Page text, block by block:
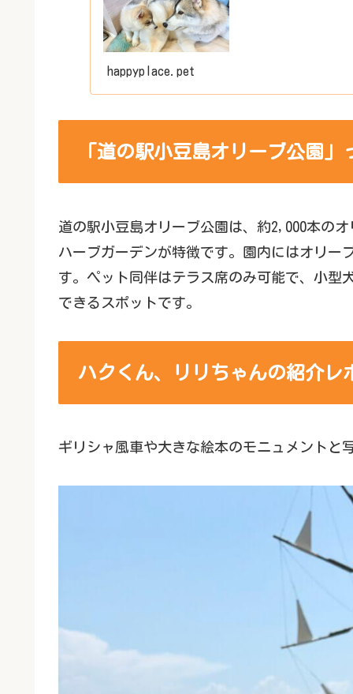
happyplace.pet
「道の駅小豆島オリーブ公園
道の駅小豆島オリーブ公園は、約2,000本の
ハーブガーデンが特徴です。園内にはオリー
す。ペット同伴はテラス席のみ可能で、小型
できるスポットです。
ハクくん、リリちゃんの紹介レ
ギリシャ風車や大きな絵本のモニュメントと